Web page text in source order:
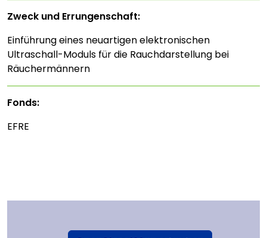
Zweck und Errungenschaft:
Einführung eines neuartigen elektronischen
Ultraschall-Moduls für die Rauchdarstellung bei
Räuchermännern
Fonds:
EFRE